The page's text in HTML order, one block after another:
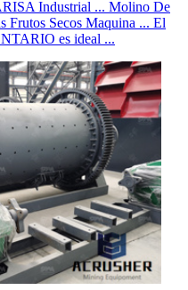
Industrial ... Molino De
Frutos Secos Maquina ... El
es ideal ...